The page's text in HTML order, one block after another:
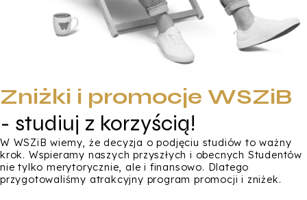
Zniżki i promocje WSZiB
- studiuj z korzyścią!
W WSZiB wiemy, że decyzja o podjęciu studiów to ważny
krok. Wspieramy naszych przyszłych i obecnych Studentów
nie tylko merytorycznie, ale i finansowo. Dlatego
przygotowaliśmy atrakcyjny program promocji i zniżek.